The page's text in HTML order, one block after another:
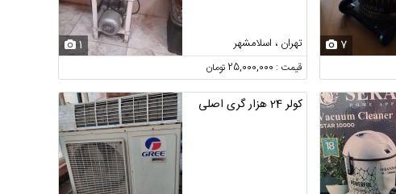
7 تهران ، اسلامشهر 1
قیمت : 25,000,000 تومان
کولر 24 هزار گری اصلی